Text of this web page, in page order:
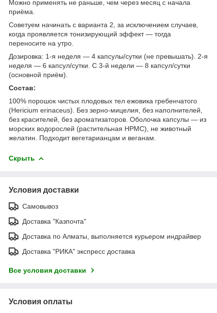
Можно применять не раньше, чем через месяц с начала
приёма.
Советуем начинать с варианта 2, за исключением случаев,
когда проявляется тонизирующий эффект — тогда
переносите на утро.
Дозировка: 1-я неделя — 4 капсулы/сутки (не превышать). 2-я
неделя — 6 капсул/сутки. С 3-й недели — 8 капсул/сутки
(основной приём).
Состав:
100% порошок чистых плодовых тел ежовика гребенчатого
(Hericium erinaceus). Без зерно-мицелия, без наполнителей,
без красителей, без ароматизаторов. Оболочка капсулы — из
морских водорослей (растительная HPMC), не животный
желатин. Подходит вегетарианцам и веганам.
Скрыть
Условия доставки
Самовывоз
Доставка "Казпочта"
Доставка по Алматы, выполняется курьером индрайвер
Доставка "РИКА" экспресс доставка
Все условия доставки
Условия оплаты